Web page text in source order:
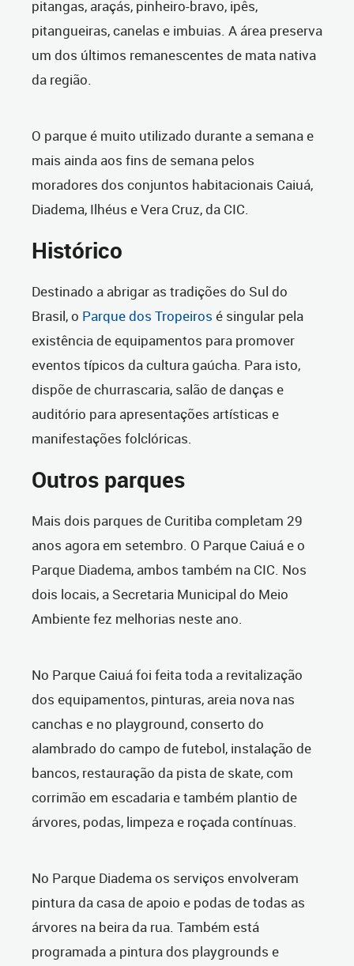
pitangas, araçás, pinheiro-bravo, ipês,
pitangueiras, canelas e imbuias. A área preserva
um dos últimos remanescentes de mata nativa
da região.
O parque é muito utilizado durante a semana e
mais ainda aos fins de semana pelos
moradores dos conjuntos habitacionais Caiuá,
Diadema, Ilhéus e Vera Cruz, da CIC.
Histórico
Destinado a abrigar as tradições do Sul do
Brasil, o Parque dos Tropeiros é singular pela
existência de equipamentos para promover
eventos típicos da cultura gaúcha. Para isto,
dispõe de churrascaria, salão de danças e
auditório para apresentações artísticas e
manifestações folclóricas.
Outros parques
Mais dois parques de Curitiba completam 29
anos agora em setembro. O Parque Caiuá e o
Parque Diadema, ambos também na CIC. Nos
dois locais, a Secretaria Municipal do Meio
Ambiente fez melhorias neste ano.
No Parque Caiuá foi feita toda a revitalização
dos equipamentos, pinturas, areia nova nas
canchas e no playground, conserto do
alambrado do campo de futebol, instalação de
bancos, restauração da pista de skate, com
corrimão em escadaria e também plantio de
árvores, podas, limpeza e roçada contínuas.
No Parque Diadema os serviços envolveram
pintura da casa de apoio e podas de todas as
árvores na beira da rua. Também está
programada a pintura dos playgrounds e